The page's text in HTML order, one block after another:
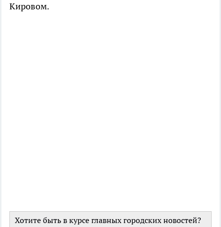
Кировом.
Хотите быть в курсе главных городских новостей?